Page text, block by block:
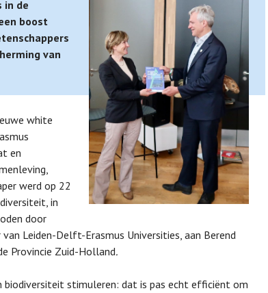
in de
boost
van
white
en
werd op 22
in
door
Leiden-Delft-Erasmus Universities, aan Berend
Provincie Zuid-Holland.
biodiversiteit stimuleren: dat is pas echt efficiënt om